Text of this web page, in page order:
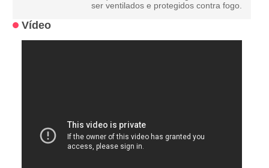
ser ventilados e protegidos contra fogo.
Vídeo